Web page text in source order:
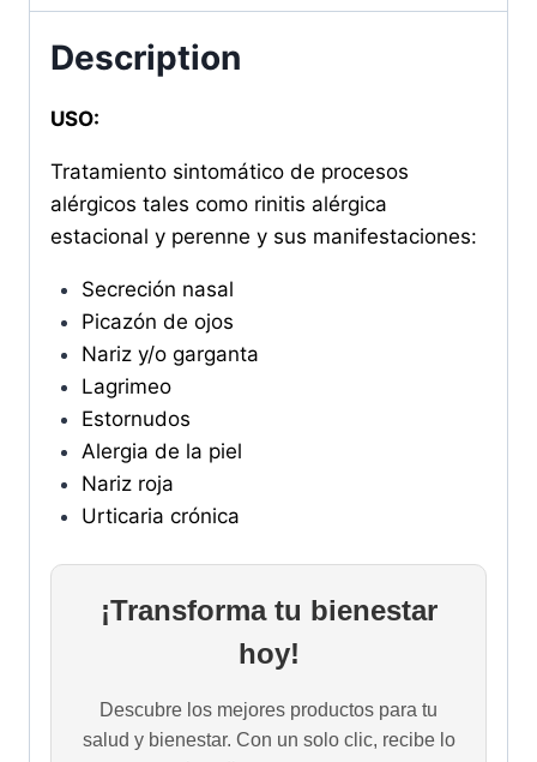
Description
USO:
Tratamiento sintomático de procesos
alérgicos tales como rinitis alérgica
estacional y perenne y sus manifestaciones:
Secreción nasal
Picazón de ojos
Nariz y/o garganta
Lagrimeo
Estornudos
Alergia de la piel
Nariz roja
Urticaria crónica
¡Transforma tu bienestar
hoy!
Descubre los mejores productos para tu
salud y bienestar. Con un solo clic, recibe lo